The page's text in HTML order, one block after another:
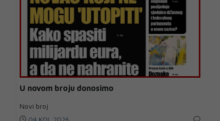
U novom broju donosimo
Novi broj
04 KOL 2026